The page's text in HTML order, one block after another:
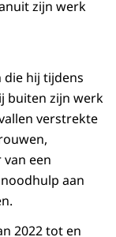
zijn werk
hij tijdens
buiten zijn werk
verstrekte
een
aan
2022 tot en